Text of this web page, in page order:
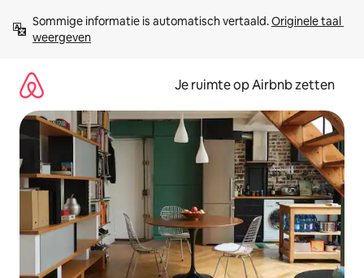
direct
naar
Sommige informatie is automatisch vertaald. Originele taal
weergeven
Je ruimte op Airbnb zetten